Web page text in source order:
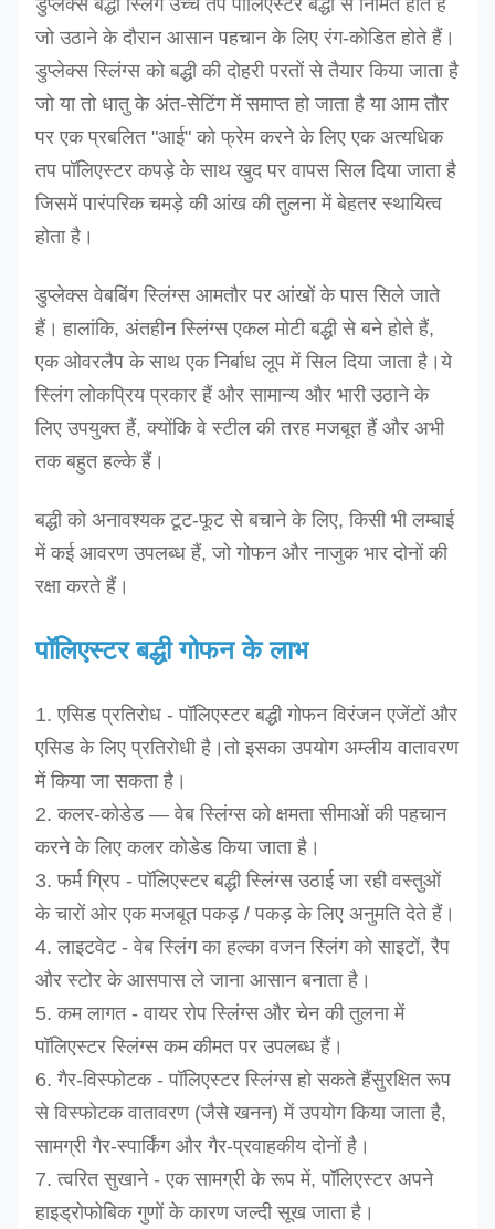
डुप्लेक्स बद्धी स्लिंग उच्च तप पॉलिएस्टर बद्धी से निर्मित होते हैं
जो उठाने के दौरान आसान पहचान के लिए रंग-कोडित होते हैं।
डुप्लेक्स स्लिंग्स को बद्धी की दोहरी परतों से तैयार किया जाता है
जो या तो धातु के अंत-सेटिंग में समाप्त हो जाता है या आम तौर
पर एक प्रबलित "आई" को फ्रेम करने के लिए एक अत्यधिक
तप पॉलिएस्टर कपड़े के साथ खुद पर वापस सिल दिया जाता है
जिसमें पारंपरिक चमड़े की आंख की तुलना में बेहतर स्थायित्व
होता है।
डुप्लेक्स वेबबिंग स्लिंग्स आमतौर पर आंखों के पास सिले जाते
हैं। हालांकि, अंतहीन स्लिंग्स एकल मोटी बद्धी से बने होते हैं,
एक ओवरलैप के साथ एक निर्बाध लूप में सिल दिया जाता है।ये
स्लिंग लोकप्रिय प्रकार हैं और सामान्य और भारी उठाने के
लिए उपयुक्त हैं, क्योंकि वे स्टील की तरह मजबूत हैं और अभी
तक बहुत हल्के हैं।
बद्धी को अनावश्यक टूट-फूट से बचाने के लिए, किसी भी लम्बाई
में कई आवरण उपलब्ध हैं, जो गोफन और नाजुक भार दोनों की
रक्षा करते हैं।
पॉलिएस्टर बद्धी गोफन के लाभ
1. एसिड प्रतिरोध - पॉलिएस्टर बद्धी गोफन विरंजन एजेंटों और
एसिड के लिए प्रतिरोधी है।तो इसका उपयोग अम्लीय वातावरण
में किया जा सकता है।
2. कलर-कोडेड — वेब स्लिंग्स को क्षमता सीमाओं की पहचान
करने के लिए कलर कोडेड किया जाता है।
3. फर्म ग्रिप - पॉलिएस्टर बद्धी स्लिंग्स उठाई जा रही वस्तुओं
के चारों ओर एक मजबूत पकड़ / पकड़ के लिए अनुमति देते हैं।
4. लाइटवेट - वेब स्लिंग का हल्का वजन स्लिंग को साइटों, रैप
और स्टोर के आसपास ले जाना आसान बनाता है।
5. कम लागत - वायर रोप स्लिंग्स और चेन की तुलना में
पॉलिएस्टर स्लिंग्स कम कीमत पर उपलब्ध हैं।
6. गैर-विस्फोटक - पॉलिएस्टर स्लिंग्स हो सकते हैंसुरक्षित रूप
से विस्फोटक वातावरण (जैसे खनन) में उपयोग किया जाता है,
सामग्री गैर-स्पार्किंग और गैर-प्रवाहकीय दोनों है।
7. त्वरित सुखाने - एक सामग्री के रूप में, पॉलिएस्टर अपने
हाइड्रोफोबिक गुणों के कारण जल्दी सूख जाता है।